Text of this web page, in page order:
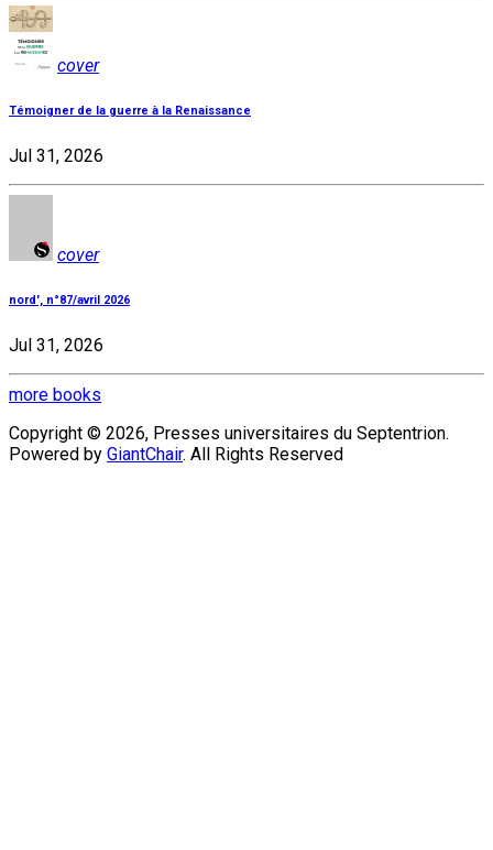
cover
Témoigner de la guerre à la Renaissance
Jul 31, 2026
cover
nord', n°87/avril 2026
Jul 31, 2026
more books
Copyright © 2026, Presses universitaires du Septentrion.
Powered by GiantChair. All Rights Reserved